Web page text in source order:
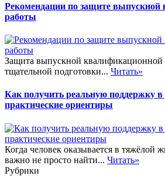
Рекомендации по защите выпускной
работы
Защита выпускной квалификационной
тщательной подготовки... Читать»
Как получить реальную поддержку
практические ориентиры
Когда человек оказывается в тяжёлой
важно не просто найти... Читать»
Рубрики